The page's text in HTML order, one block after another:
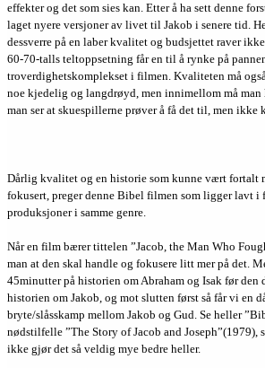
effekter og det som sies kan. Etter å ha sett denne
laget nyere versjoner av livet til Jakob i senere tid.
dessverre på en laber kvalitet og budsjettet raver
60-70-talls teltoppsetning får en til å rynke på
troverdighetskomplekset i filmen. Kvaliteten må
noe kjedelig og langdrøyd, men innimellom må man
man ser at skuespillerne prøver å få det til, men ikke
Dårlig kvalitet og en historie som kunne vært fortalt
fokusert, preger denne Bibel filmen som ligger lavt i
produksjoner i samme genre.
Når en film bærer tittelen ”Jacob, the Man Who
man at den skal handle og fokusere litt mer på det.
45minutter på historien om Abraham og Isak før den
historien om Jakob, og mot slutten først så får vi en
bryte/slåsskamp mellom Jakob og Gud. Se heller
nødstilfelle ”The Story of Jacob and Joseph”(1979),
ikke gjør det så veldig mye bedre heller.